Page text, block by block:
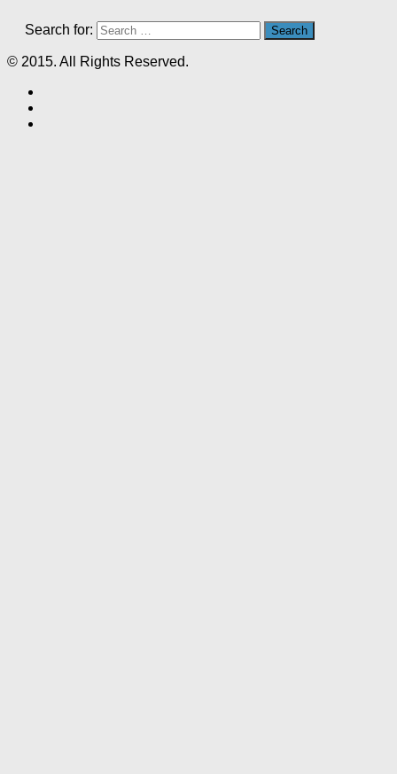
Search for:
© 2015. All Rights Reserved.